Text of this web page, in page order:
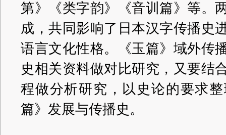
第》《类字韵》《音训篇》等。
成，共同影响了日本汉字传播史
语言文化性格。《玉篇》域外传
史相关资料做对比研究，又要结
程做分析研究，以史论的要求
篇》发展与传播史。